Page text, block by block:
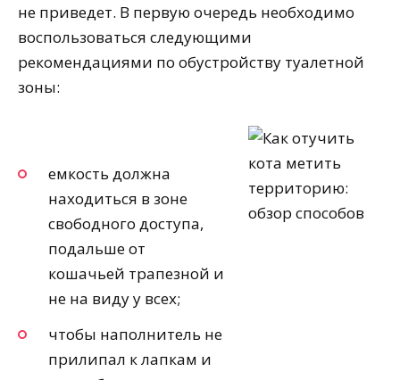
не приведет. В первую очередь необходимо
воспользоваться следующими
рекомендациями по обустройству туалетной
зоны:
емкость должна
находиться в зоне
свободного доступа,
подальше от
кошачьей трапезной и
не на виду у всех;
чтобы наполнитель не
прилипал к лапкам и